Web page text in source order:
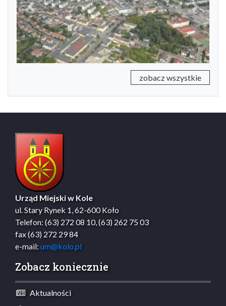
Previous Next
zobacz wszystkie
Urząd Miejski w Kole
ul. Stary Rynek 1, 62-600 Koło
Telefon: (63) 272 08 10, (63) 262 75 03
fax (63) 272 29 84
e-mail: um@kolo.pl
Zobacz koniecznie
Aktualności